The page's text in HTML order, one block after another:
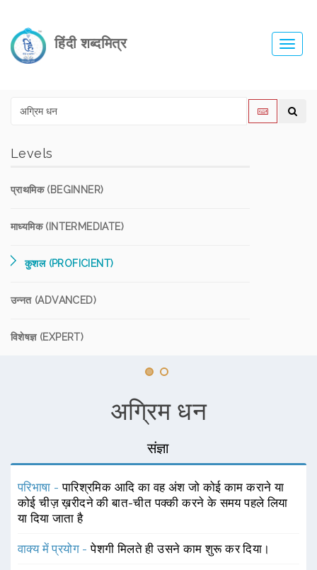
हिंदी शब्दमित्र
Levels
प्राथमिक (BEGINNER)
माध्यमिक (INTERMEDIATE)
कुशल (PROFICIENT)
उन्नत (ADVANCED)
विशेषज्ञ (EXPERT)
अग्रिम धन
संज्ञा
परिभाषा -पारिश्रमिक आदि का वह अंश जो कोई काम कराने या
कोई चीज़ ख़रीदने की बात-चीत पक्की करने के समय पहले लिया
या दिया जाता है
वाक्य में प्रयोग -पेशगी मिलते ही उसने काम शुरू कर दिया।